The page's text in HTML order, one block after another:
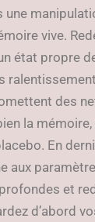
une
vive.
état propre
des
la
En
aux
et
d’abord